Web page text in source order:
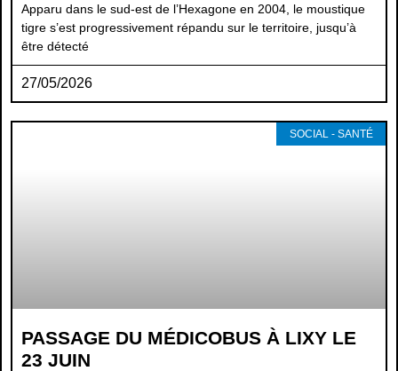
Apparu dans le sud-est de l’Hexagone en 2004, le moustique
tigre s’est progressivement répandu sur le territoire, jusqu’à
être détecté
27/05/2026
SOCIAL - SANTÉ
PASSAGE DU MÉDICOBUS À LIXY LE
23 JUIN